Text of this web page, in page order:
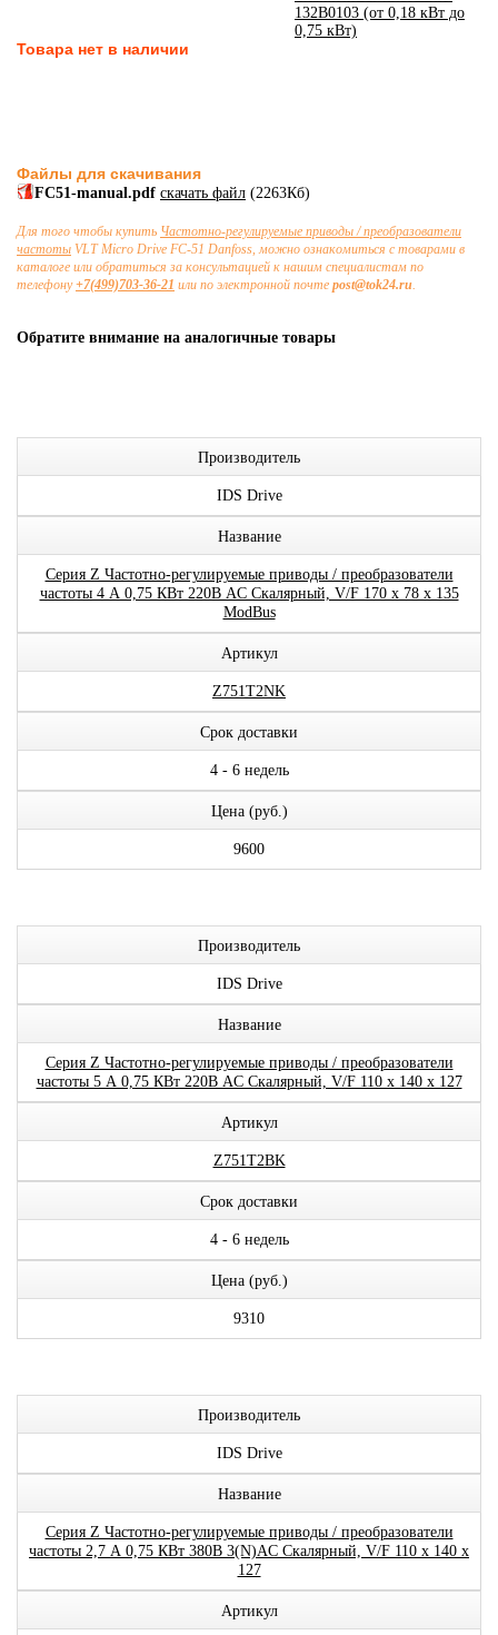
132B0103 (от 0,18 кВт до
0,75 кВт)
Товара нет в наличии
Файлы для скачивания
FC51-manual.pdf скачать файл (2263Кб)
Для того чтобы купить Частотно-регулируемые приводы / преобразователи
частоты VLT Micro Drive FC-51 Danfoss, можно ознакомиться с товарами в
каталоге или обратиться за консультацией к нашим специалистам по
телефону+7(499)703-36-21 или по электронной почте post@tok24.ru.
Обратите внимание на аналогичные товары
Производитель
IDS Drive
Название
Серия Z Частотно-регулируемые приводы / преобразователи
частоты 4 А 0,75 КВт 220В AC Скалярный, V/F 170 x 78 x 135
ModBus
Артикул
Z751T2NK
Срок доставки
4 - 6 недель
Цена (руб.)
9600
Производитель
IDS Drive
Название
Серия Z Частотно-регулируемые приводы / преобразователи
частоты 5 А 0,75 КВт 220В AC Скалярный, V/F 110 x 140 x 127
Артикул
Z751T2BK
Срок доставки
4 - 6 недель
Цена (руб.)
9310
Производитель
IDS Drive
Название
Серия Z Частотно-регулируемые приводы / преобразователи
частоты 2,7 А 0,75 КВт 380В 3(N)AC Скалярный, V/F 110 x 140 x
127
Артикул